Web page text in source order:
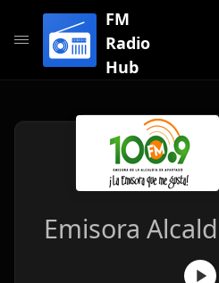
FM
Radio
Hub
Emisora